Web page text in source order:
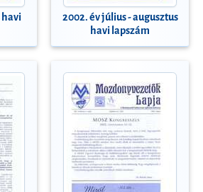
havi
2002. év július - augusztus
havi lapszám